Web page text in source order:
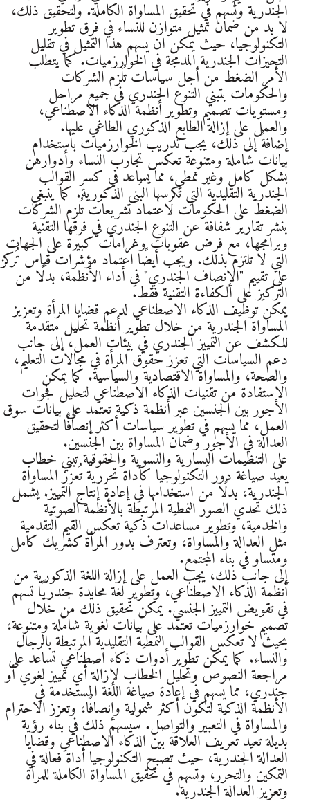
الجندرية وتُسهم في تحقيق المساواة الكاملة. ولتحقيق ذلك،
لا بد من ضمان تمثيل متوازن للنساء في فرق تطوير
التكنولوجيا، حيث يمكن ان يسهم هذا التمثيل في تقليل
التحيزات الجندرية المدمجة في الخوارزميات. كما يتطلب
الأمر الضغط من أجل سياسات تُلزم الشركات
والحكومات بتبني التنوع الجندري في جميع مراحل
ومستويات تصميم وتطوير أنظمة الذكاء الاصطناعي،
والعمل على إزالة الطابع الذكوري الطاغي عليها.
إضافةً إلى ذلك، يجب تدريب الخوارزميات باستخدام
بيانات شاملة ومتنوعة تعكس تجارب النساء وأدوارهن
بشكل كامل وغير نمطي، مما يساعد في كسر القوالب
الجندرية التقليدية التي تكرسها البُنى الذكورية. كما ينبغي
الضغط على الحكومات لاعتماد تشريعات تُلزم الشركات
بنشر تقارير شفافة عن التنوع الجندري في فرقها التقنية
وبرامجها، مع فرض عقوبات وغرامات كبيرة على الجهات
التي لا تلتزم بذلك. ويجب أيضًا اعتماد مؤشرات قياس تُركز
على تقييم "الإنصاف الجندري" في أداء الأنظمة، بدلًا من
التركيز على الكفاءة التقنية فقط.
يمكن توظيف الذكاء الاصطناعي لدعم قضايا المرأة وتعزيز
المساواة الجندرية من خلال تطوير أنظمة تحليل متقدمة
للكشف عن التمييز الجندري في بيئات العمل، إلى جانب
دعم السياسات التي تعزز حقوق المرأة في مجالات التعليم،
والصحة، والمساواة الاقتصادية والسياسية. كما يمكن
الاستفادة من تقنيات الذكاء الاصطناعي لتحليل فجوات
الأجور بين الجنسين عبر أنظمة ذكية تعتمد على بيانات سوق
العمل، مما يسهم في تطوير سياسات أكثر إنصافًا لتحقيق
العدالة في الأجور وضمان المساواة بين الجنسين.
على التنظيمات اليسارية والنسوية والحقوقية تبني خطاب
يعيد صياغة دور التكنولوجيا كأداة تحررية تُعزز المساواة
الجندرية، بدلًا من استخدامها في إعادة إنتاج التمييز. يشمل
ذلك تحدي الصور النمطية المرتبطة بالأنظمة الصوتية
والخدمية، وتطوير مساعدات ذكية تعكس القيم التقدمية
مثل العدالة والمساواة، وتعترف بدور المرأة كشريك كامل
ومتساو في بناء المجتمع.
إلى جانب ذلك، يجب العمل على إزالة اللغة الذكورية من
أنظمة الذكاء الاصطناعي، وتطوير لغة محايدة جندريًا تسهم
في تقويض التمييز الجنسي. يمكن تحقيق ذلك من خلال
تصميم خوارزميات تعتمد على بيانات لغوية شاملة ومتنوعة،
بحيث لا تعكس القوالب النمطية التقليدية المرتبطة بالرجال
والنساء. كما يمكن تطوير أدوات ذكاء اصطناعي تساعد على
مراجعة النصوص وتحليل الخطاب لإزالة أي تمييز لغوي أو
جندري، مما يسهم في إعادة صياغة اللغة المستخدمة في
الأنظمة الذكية لتكون أكثر شمولية وإنصافًا، وتعزز الاحترام
والمساواة في التعبير والتواصل. سيسهم ذلك في بناء رؤية
بديلة تعيد تعريف العلاقة بين الذكاء الاصطناعي وقضايا
العدالة الجندرية، حيث تصبح التكنولوجيا أداة فعالة في
التمكين والتحرر، وتسهم في تحقيق المساواة الكاملة للمرأة
وتعزيز العدالة الجندرية.